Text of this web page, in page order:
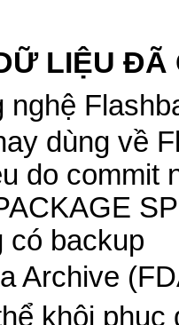
LIỆU ĐÃ
nghệ
dùng về
do commit
có backup
Archive
khôi